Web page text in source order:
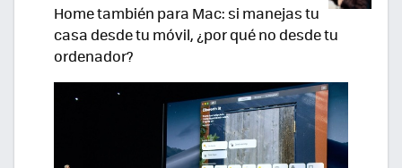
Home también para Mac: si manejas tu
casa desde tu móvil, ¿por qué no desde tu
ordenador?